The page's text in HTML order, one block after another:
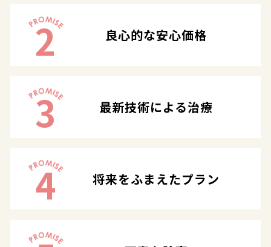
2 良心的な安心価格
3 最新技術による治療
4 将来をふまえたプラン